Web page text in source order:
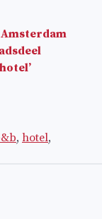
, hotel,